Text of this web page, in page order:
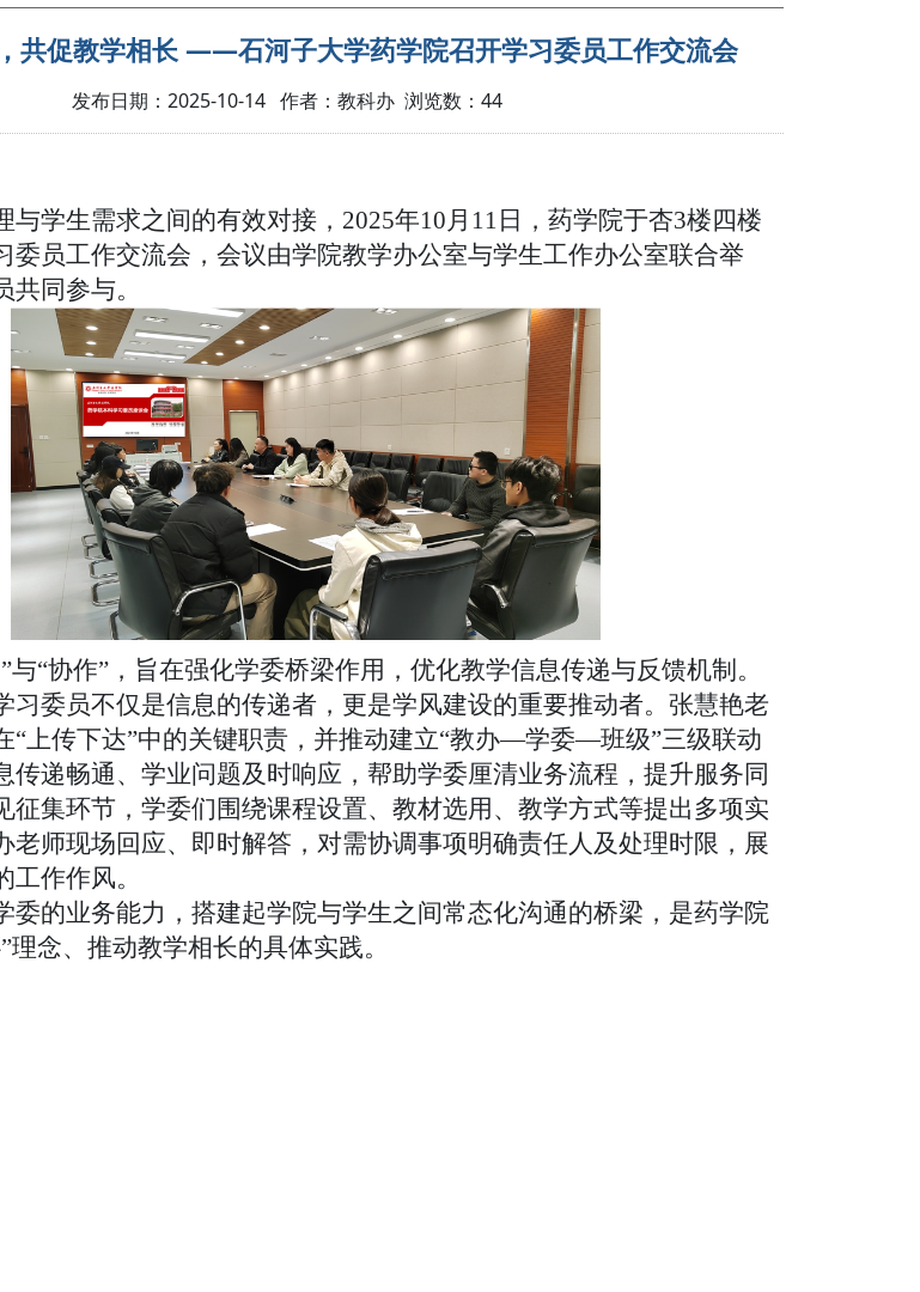
共促教学相长 ——石河子大学药学院召开学习委员工作交流会
发布日期：2025-10-14 作者：教科办 浏览数： 44
与学生需求之间的有效对接， 2025年10 月 11 日，药学院于杏3楼四楼
委员工作交流会，会议由学院教学办公室与学生工作办公室联合举
同参与。
与“协作”，旨在强化学委桥梁作用，优化教学信息传递与反馈机制。
习委员不仅是信息的传递者，更是学风建设的重要推动者。张慧艳老
“上传下达”中的关键职责，并推动建立“教办—学委—班级”三级联动
传递畅通、学业问题及时响应，帮助学委厘清业务流程，提升服务同
征集环节，学委们围绕课程设置、教材选用、教学方式等提出多项实
老师现场回应、即时解答，对需协调事项明确责任人及处理时限，展
作作风。
委的业务能力，搭建起学院与学生之间常态化沟通的桥梁，是药学院
理念、推动教学相长的具体实践。